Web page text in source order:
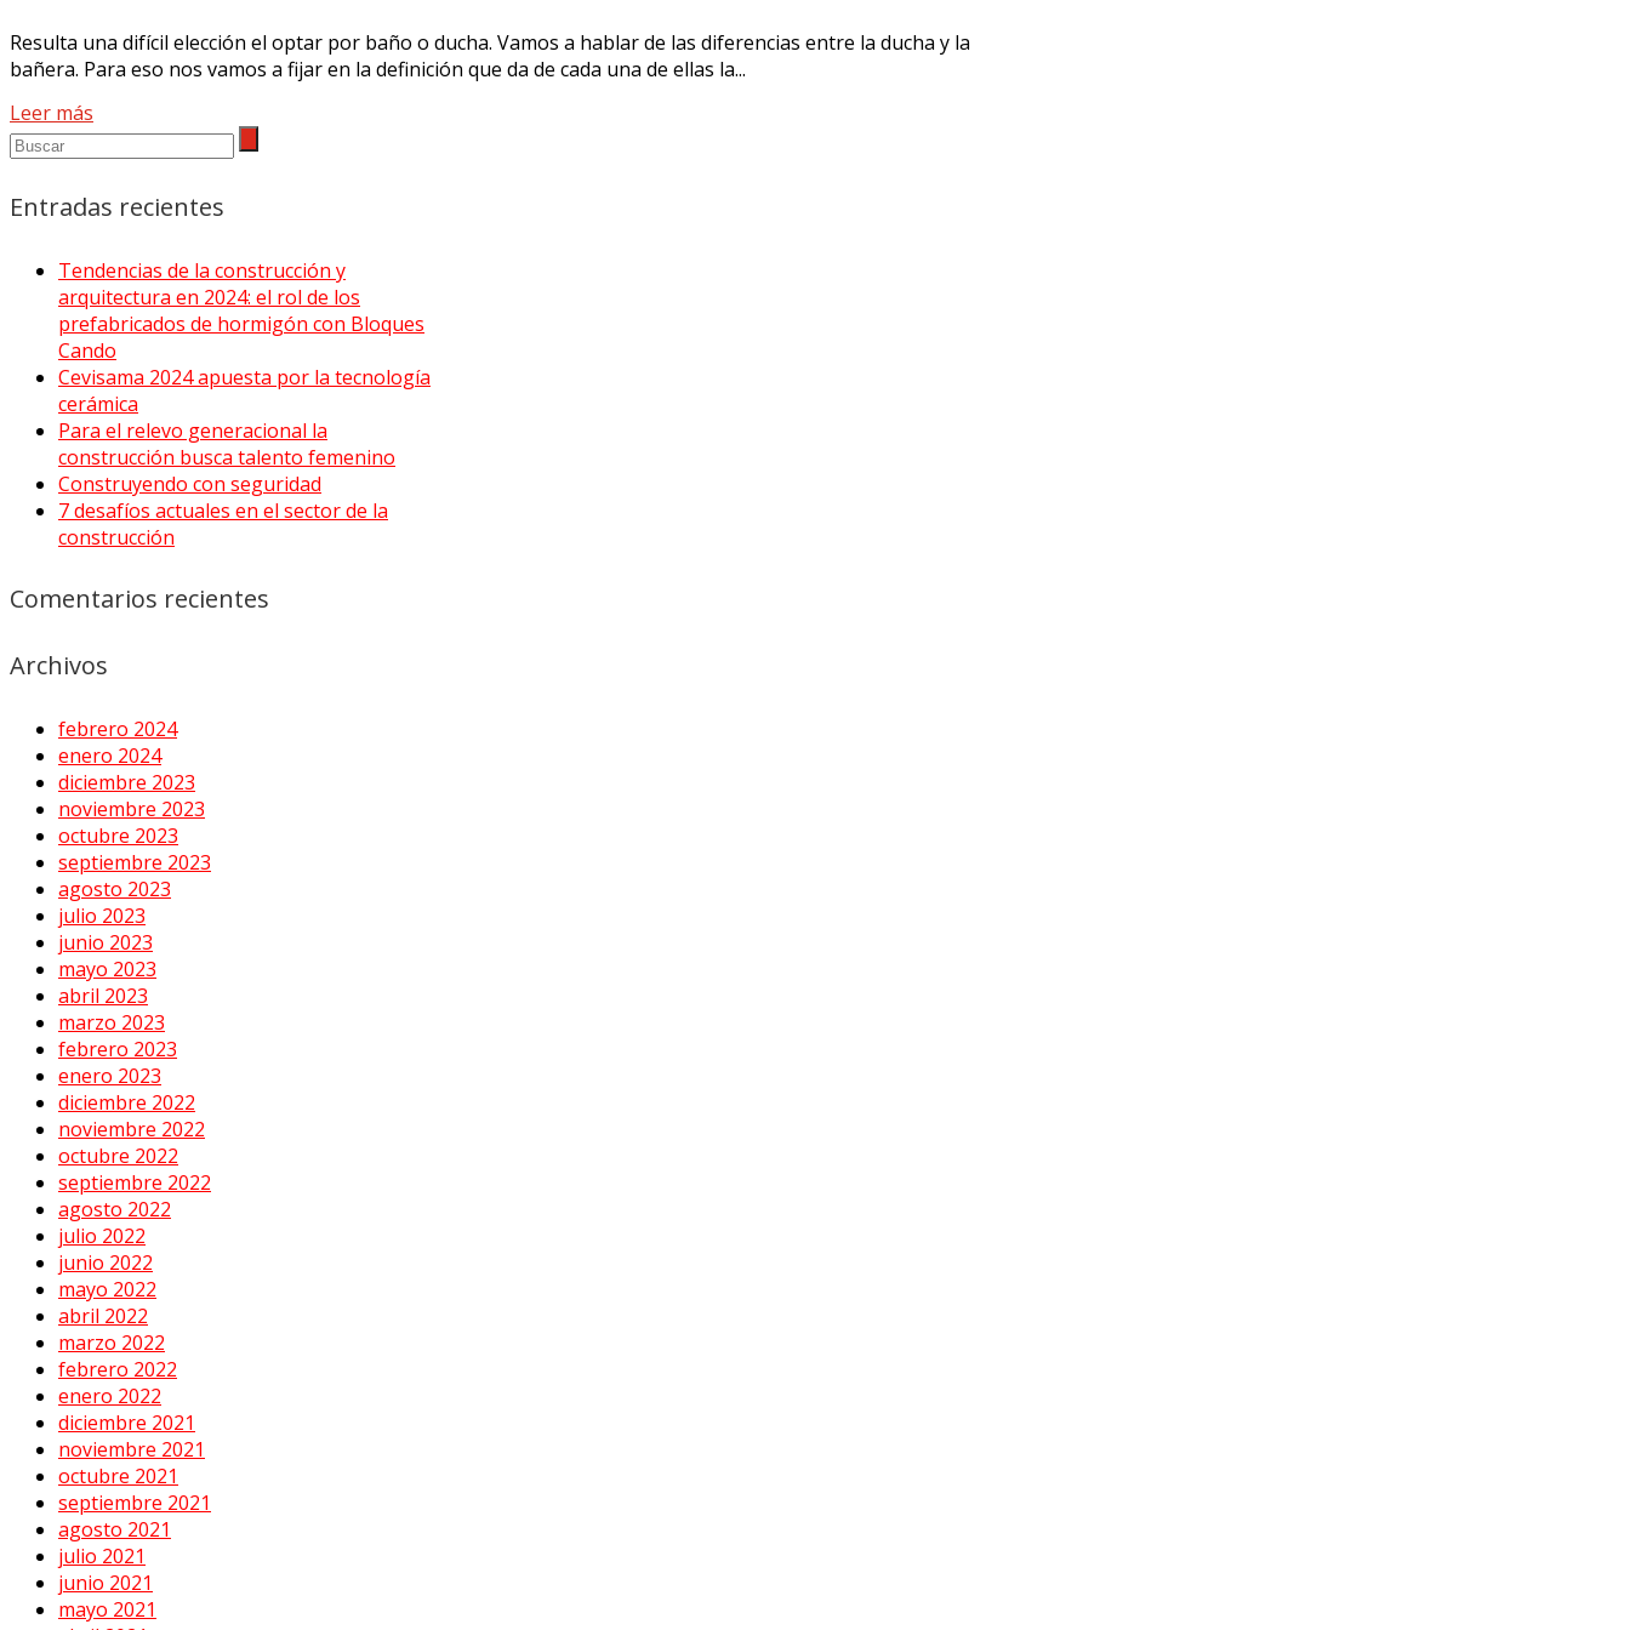
Resulta una difícil elección el optar por baño o ducha. Vamos a hablar de las diferencias entre la ducha y la
bañera. Para eso nos vamos a fijar en la definición que da de cada una de ellas la...
Leer más
Entradas recientes
Tendencias de la construcción y
arquitectura en 2024: el rol de los
prefabricados de hormigón con Bloques
Cando
Cevisama 2024 apuesta por la tecnología
cerámica
Para el relevo generacional la
construcción busca talento femenino
Construyendo con seguridad
7 desafíos actuales en el sector de la
construcción
Comentarios recientes
Archivos
febrero 2024
enero 2024
diciembre 2023
noviembre 2023
octubre 2023
septiembre 2023
agosto 2023
julio 2023
junio 2023
mayo 2023
abril 2023
marzo 2023
febrero 2023
enero 2023
diciembre 2022
noviembre 2022
octubre 2022
septiembre 2022
agosto 2022
julio 2022
junio 2022
mayo 2022
abril 2022
marzo 2022
febrero 2022
enero 2022
diciembre 2021
noviembre 2021
octubre 2021
septiembre 2021
agosto 2021
julio 2021
junio 2021
mayo 2021